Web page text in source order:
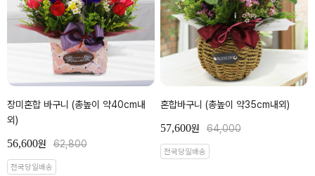
장미혼합 바구니 (총높이 약40cm내
외)
56,600원 62,800
전국당일배송
혼합바구니 (총높이 약35cm내외)
57,600원 64,000
전국당일배송